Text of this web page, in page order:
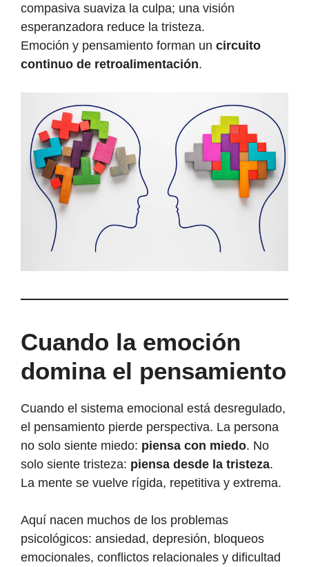
compasiva suaviza la culpa; una visión
esperanzadora reduce la tristeza.
Emoción y pensamiento forman un circuito
continuo de retroalimentación.
Cuando la emoción
domina el pensamiento
Cuando el sistema emocional está desregulado,
el pensamiento pierde perspectiva. La persona
no solo siente miedo: piensa con miedo. No
solo siente tristeza: piensa desde la tristeza.
La mente se vuelve rígida, repetitiva y extrema.
Aquí nacen muchos de los problemas
psicológicos: ansiedad, depresión, bloqueos
emocionales, conflictos relacionales y dificultad